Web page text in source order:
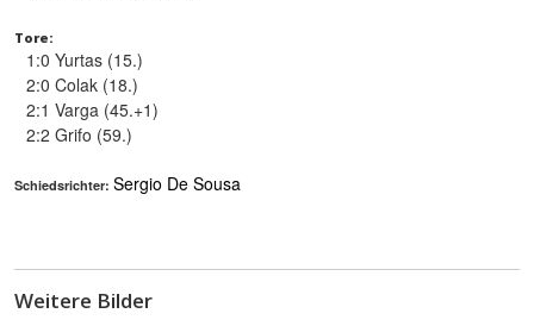
Tore:
1:0 Yurtas (15.)
2:0 Colak (18.)
2:1 Varga (45.+1)
2:2 Grifo (59.)
Schiedsrichter: Sergio De Sousa
Weitere Bilder